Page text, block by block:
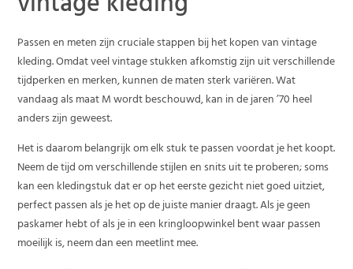
Passen en meten zijn cruciale stappen bij het kopen van vintage
kleding. Omdat veel vintage stukken afkomstig zijn uit verschillende
tijdperken en merken, kunnen de maten sterk variëren. Wat
vandaag als maat M wordt beschouwd, kan in de jaren ’70 heel
anders zijn geweest.
Het is daarom belangrijk om elk stuk te passen voordat je het koopt.
Neem de tijd om verschillende stijlen en snits uit te proberen; soms
kan een kledingstuk dat er op het eerste gezicht niet goed uitziet,
perfect passen als je het op de juiste manier draagt. Als je geen
paskamer hebt of als je in een kringloopwinkel bent waar passen
moeilijk is, neem dan een meetlint mee.